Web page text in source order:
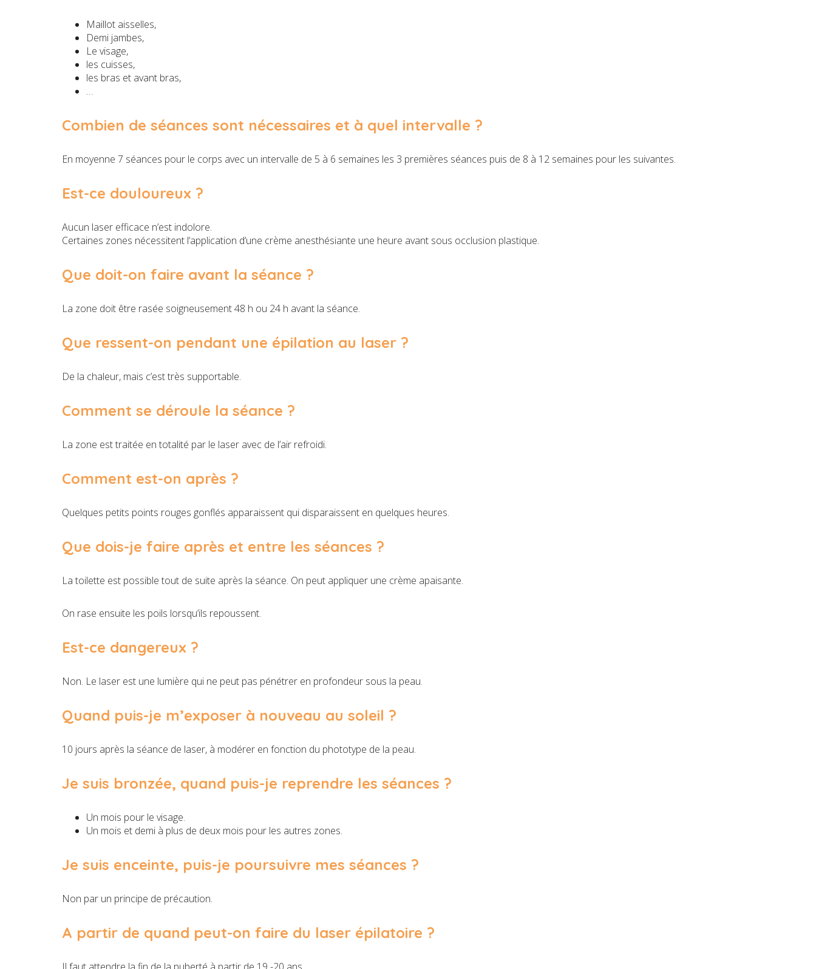
Maillot aisselles,
Demi jambes,
Le visage,
les cuisses,
les bras et avant bras,
…
Combien de séances sont nécessaires et à quel intervalle ?
En moyenne 7 séances pour le corps avec un intervalle de 5 à 6 semaines les 3 premières séances puis de 8 à 12 semaines pour les suivantes.
Est-ce douloureux ?
Aucun laser efficace n’est indolore.
Certaines zones nécessitent l’application d’une crème anesthésiante une heure avant sous occlusion plastique.
Que doit-on faire avant la séance ?
La zone doit être rasée soigneusement 48 h ou 24 h avant la séance.
Que ressent-on pendant une épilation au laser ?
De la chaleur, mais c’est très supportable.
Comment se déroule la séance ?
La zone est traitée en totalité par le laser avec de l’air refroidi.
Comment est-on après ?
Quelques petits points rouges gonflés apparaissent qui disparaissent en quelques heures.
Que dois-je faire après et entre les séances ?
La toilette est possible tout de suite après la séance. On peut appliquer une crème apaisante.
On rase ensuite les poils lorsqu’ils repoussent.
Est-ce dangereux ?
Non. Le laser est une lumière qui ne peut pas pénétrer en profondeur sous la peau.
Quand puis-je m’exposer à nouveau au soleil ?
10 jours après la séance de laser, à modérer en fonction du phototype de la peau.
Je suis bronzée, quand puis-je reprendre les séances ?
Un mois pour le visage.
Un mois et demi à plus de deux mois pour les autres zones.
Je suis enceinte, puis-je poursuivre mes séances ?
Non par un principe de précaution.
A partir de quand peut-on faire du laser épilatoire ?